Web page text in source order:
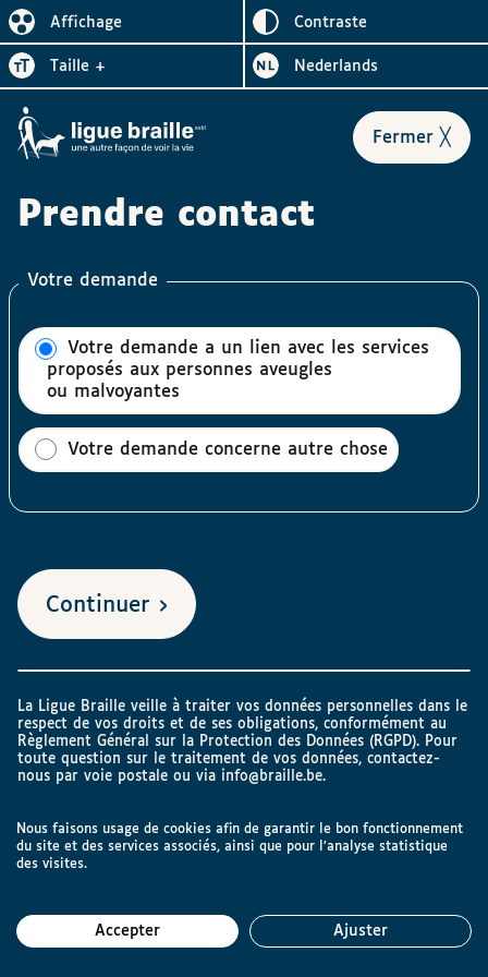
Affichage
Réduire l’affichage
Inverser le
contraste
Augmenter la
taille + Bezoek de website in het
Nederlands
Fermerle
╳
Prendre contact
Votre demande
proposés aux personnes aveugles
ou malvoyantes
Votre demande concerne autre chose
Continuer
La Ligue Braille veille à traiter vos données personnelles dans le
respect de vos droits et de ses obligations, conformément au
Règlement Général sur la Protection des Données (RGPD). Pour
toute question sur le traitement de vos données, contactez-
nous par voie postale ou via info@braille.be.
Nous faisons usage de cookies afin de garantir le bon fonctionnement
du site et des services associés, ainsi que pour l’analyse statistique
des visites.
Accepter Ajuster